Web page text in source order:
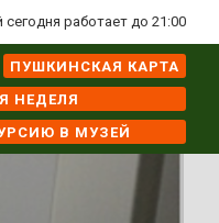
сегодня работает до 21:00
ПУШКИНСКАЯ КАРТА
НЕДЕЛЯ
В МУЗЕЙ